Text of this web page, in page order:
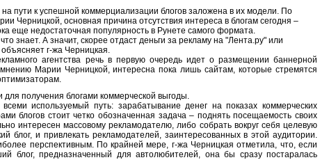
пути к успешной коммерциализации блогов заложена в их модели. По
Черницкой, основная причина отсутствия интереса в блогам сегодня –
еще недостаточная популярность в Рунете самого формата.
знает. А значит, скорее отдаст деньги за рекламу на "Лента.ру" или
г-жа Черницкая.
агентства речь в первую очередь идет о размещении баннерной
Марии Черницкой, интересна пока лишь сайтам, которые стремятся
получения блогами коммерческой выгоды.
используемый путь: зарабатывание денег на показах коммерческих
блогов стоит четко обозначенная задача – поднять посещаемость своих
интересен массовому рекламодателю, либо собрать вокруг себя целевую
блог, и привлекать рекламодателей, заинтересованных в этой аудитории.
перспективным. По крайней мере, г-жа Черницкая отметила, что, если
блог, предназначенный для автолюбителей, она бы сразу постаралась